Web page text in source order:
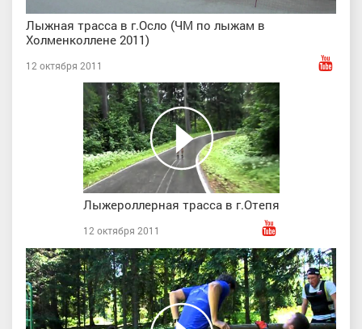
Лыжная трасса в г.Осло (ЧМ по лыжам в
Холменколлене 2011)
12 октября 2011
Лыжероллерная трасса в г.Отепя
12 октября 2011